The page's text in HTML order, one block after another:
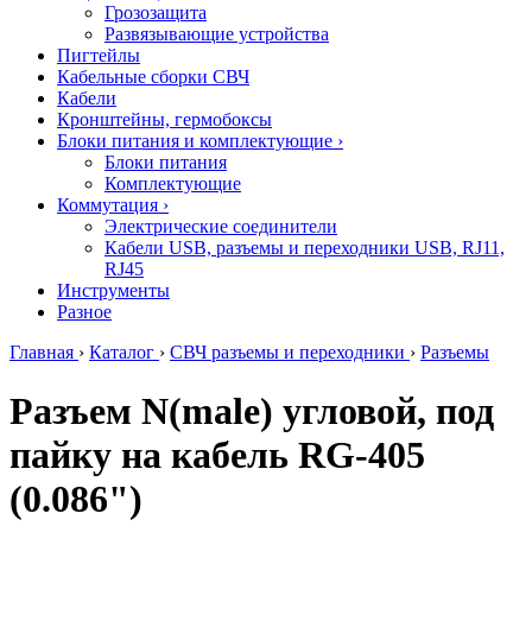
Грозозащита
Развязывающие устройства
Пигтейлы
Кабельные сборки СВЧ
Кабели
Кронштейны, гермобоксы
Блоки питания и комплектующие ›
Блоки питания
Комплектующие
Коммутация ›
Электрические соединители
Кабели USB, разъемы и переходники USB, RJ11,
RJ45
Инструменты
Разное
Главная › Каталог › СВЧ разъемы и переходники › Разъемы
Разъем N(male) угловой, под
пайку на кабель RG-405
(0.086")